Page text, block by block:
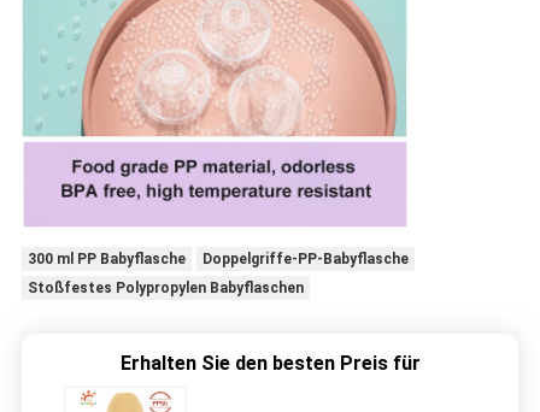
300 ml PP Babyflasche
Doppelgriffe-PP-Babyflasche
Stoßfestes Polypropylen Babyflaschen
Erhalten Sie den besten Preis für